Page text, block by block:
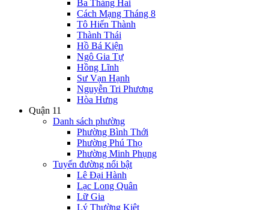
Ba Tháng Hai
Cách Mạng Tháng 8
Tô Hiến Thành
Thành Thái
Hồ Bá Kiện
Ngô Gia Tự
Hồng Lĩnh
Sư Vạn Hạnh
Nguyễn Tri Phương
Hòa Hưng
Quận 11
Danh sách phường
Phường Bình Thới
Phường Phú Thọ
Phường Minh Phụng
Tuyến đường nổi bật
Lê Đại Hành
Lạc Long Quân
Lữ Gia
Lý Thường Kiệt